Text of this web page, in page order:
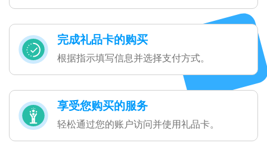
完成礼品卡的购买
根据指示填写信息并选择支付方式。
享受您购买的服务
轻松通过您的账户访问并使用礼品卡。